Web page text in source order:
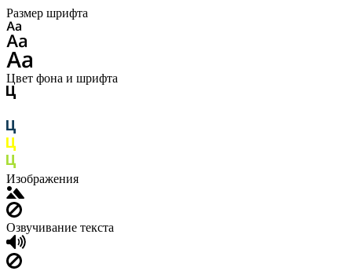
Размер шрифта
Цвет фона и шрифта
Изображения
Озвучивание текста